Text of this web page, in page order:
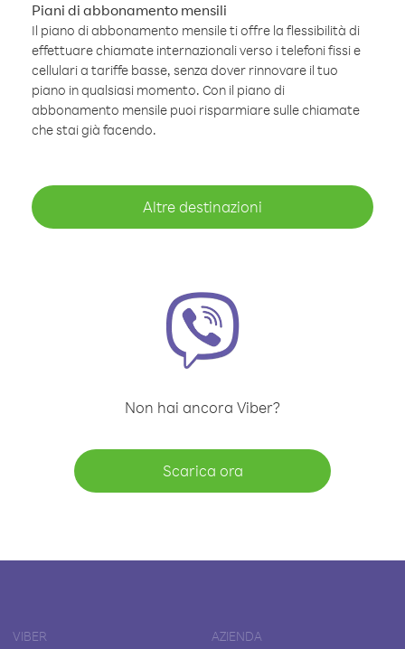
Piani di abbonamento mensili
Il piano di abbonamento mensile ti offre la flessibilità di
effettuare chiamate internazionali verso i telefoni fissi e
cellulari a tariffe basse, senza dover rinnovare il tuo
piano in qualsiasi momento. Con il piano di
abbonamento mensile puoi risparmiare sulle chiamate
che stai già facendo.
Altre destinazioni
Non hai ancora Viber?
Scarica ora
VIBER AZIENDA